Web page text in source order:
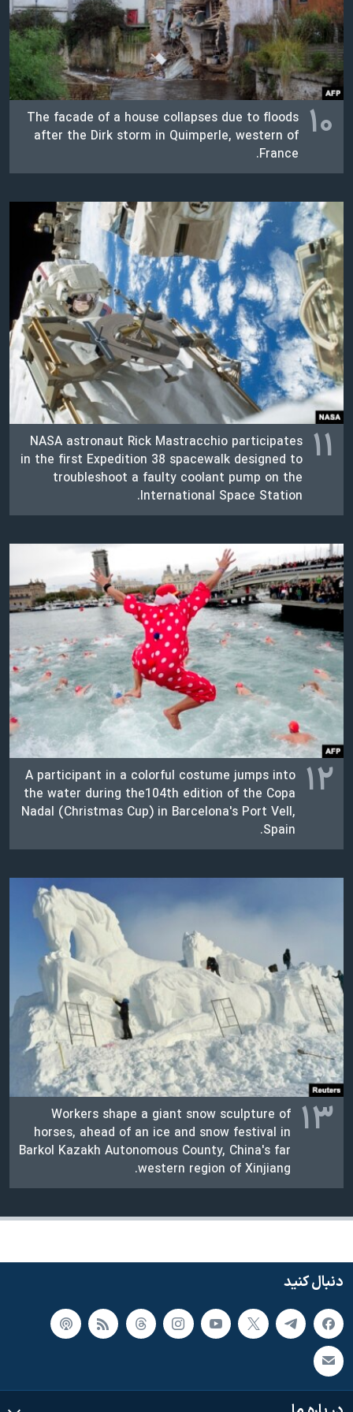
نرگس محمدی برنده جایزه نوبل صلح
همایش محافظه‌کاران آمریکا «سی‌پک»
صفحه‌های ویژه
سفر پرزیدنت ترامپ به چین۱۰ The facade of a house collapses due to floods
after the Dirk storm in Quimperle, western of
France.
۱۱ NASA astronaut Rick Mastracchio participates
in the first Expedition 38 spacewalk designed to
troubleshoot a faulty coolant pump on the
International Space Station.
۱۲ A participant in a colorful costume jumps into
the water during the104th edition of the Copa
Nadal (Christmas Cup) in Barcelona's Port Vell,
Spain.
۱۳ Workers shape a giant snow sculpture of
horses, ahead of an ice and snow festival in
Barkol Kazakh Autonomous County, China's far
western region of Xinjiang.
دنبال کنید